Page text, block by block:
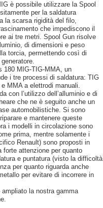
è possibile utilizzare la Spool
per la saldatura
la scarsa rigidità del filo,
che impediscono il
ai tre metri. Spool Gun risolve
di dimensioni e peso
torcia, permettendo così di
180 MIG-TIG-MMA, un
i tre processi di saldatura: TIG
MMA a elettrodi manuali.
con l’utilizzo dell’alluminio e di
che ne è seguito anche un
automobilistiche. Si sono
e mantenere queste
i modelli in circolazione sono
prima, mentre solamente i
Renault) sono proposti in
forte attenzione per quanto
e puntatura (visto la difficoltà
per quanto riguarda anche
per evitare di incorrere in
la nostra gamma